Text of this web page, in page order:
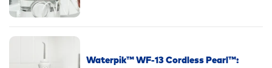
Waterpik™ WF-13 Cordless Pearl™: